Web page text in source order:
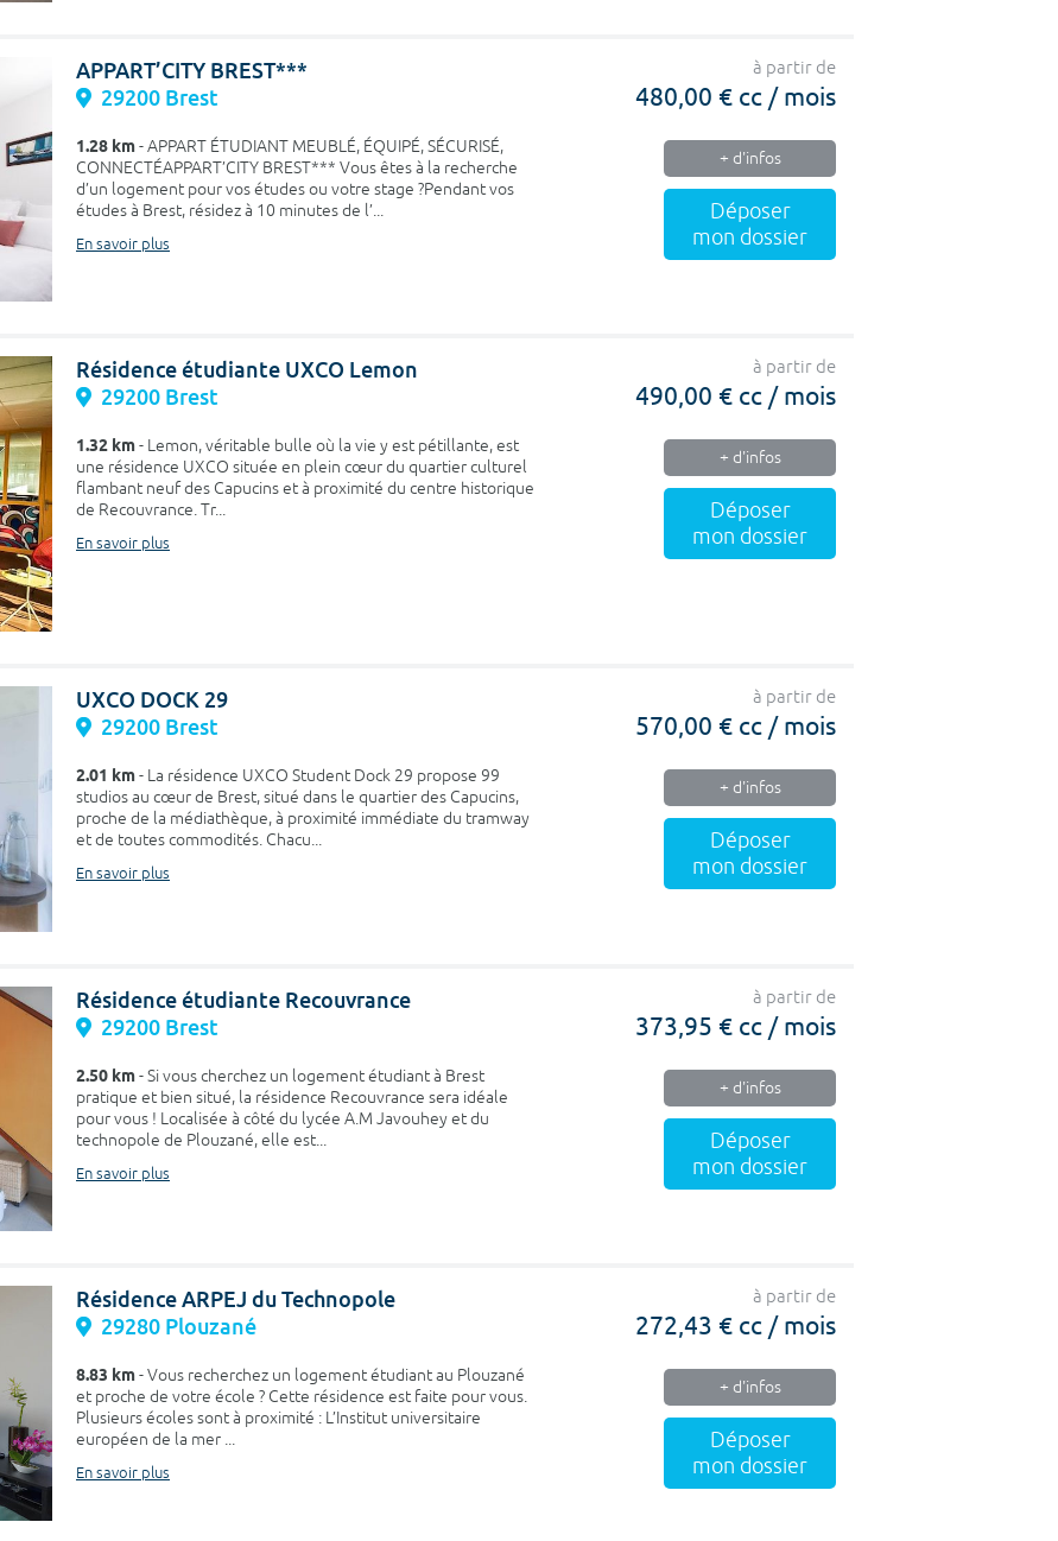
APPART’CITY BREST***
29200 Brest
1.28 km- APPART ÉTUDIANT MEUBLÉ, ÉQUIPÉ, SÉCURISÉ,
CONNECTÉAPPART’CITY BREST*** Vous êtes à la recherche
d’un logement pour vos études ou votre stage ?Pendant vos
études à Brest, résidez à 10 minutes de l’...
En savoir plus
à partir de
480,00 € cc / mois
+ d'infos
Déposer
mon dossier
Résidence étudiante UXCO Lemon
29200 Brest
1.32 km- Lemon, véritable bulle où la vie y est pétillante, est
une résidence UXCO située en plein cœur du quartier culturel
flambant neuf des Capucins et à proximité du centre historique
de Recouvrance. Tr...
En savoir plus
à partir de
490,00 € cc / mois
+ d'infos
Déposer
mon dossier
UXCO DOCK 29
29200 Brest
2.01 km- La résidence UXCO Student Dock 29 propose 99
studios au cœur de Brest, situé dans le quartier des Capucins,
proche de la médiathèque, à proximité immédiate du tramway
et de toutes commodités. Chacu...
En savoir plus
à partir de
570,00 € cc / mois
+ d'infos
Déposer
mon dossier
Résidence étudiante Recouvrance
29200 Brest
2.50 km- Si vous cherchez un logement étudiant à Brest
pratique et bien situé, la résidence Recouvrance sera idéale
pour vous ! Localisée à côté du lycée A.M Javouhey et du
technopole de Plouzané, elle est...
En savoir plus
à partir de
373,95 € cc / mois
+ d'infos
Déposer
mon dossier
Résidence ARPEJ du Technopole
29280 Plouzané
8.83 km- Vous recherchez un logement étudiant au Plouzané
et proche de votre école ? Cette résidence est faite pour vous.
Plusieurs écoles sont à proximité : L’Institut universitaire
européen de la mer ...
En savoir plus
à partir de
272,43 € cc / mois
+ d'infos
Déposer
mon dossier